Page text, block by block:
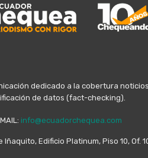
dedicado a la cobertura
de datos (fact-checking).
info@ecuadorchequea.com
Edificio Platinum, Piso 10, Of.